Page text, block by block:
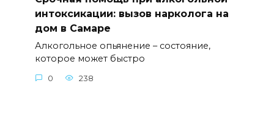
интоксикации: вызов нарколога на
дом в Самаре
Алкогольное опьянение – состояние,
которое может быстро
0 238